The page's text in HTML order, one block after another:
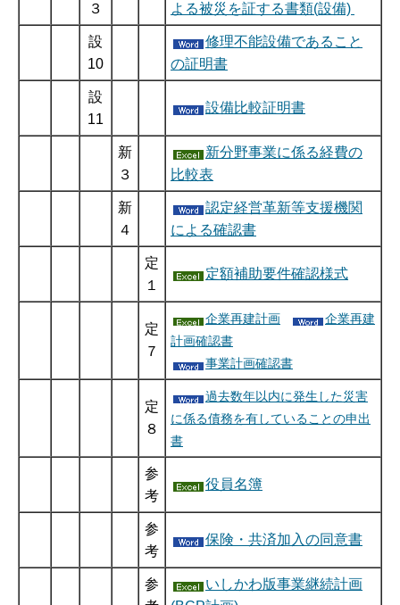
３
よる被災を証する書類(設備)
設
10
修理不能設備であること
の証明書
設
11
設備比較証明書
新
３
新分野事業に係る経費の
比較表
新
４
認定経営革新等支援機関
による確認書
定
１
定額補助要件確認様式
定
７
企業再建計画
企業再建
計画確認書
事業計画確認書
定
８
過去数年以内に発生した災害
に係る債務を有していることの申出
書
参
考
役員名簿
参
考
保険・共済加入の同意書
参
いしかわ版事業継続計画